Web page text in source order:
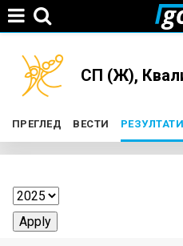
You
here
СП (Ж),
P
r
i
ПРЕГЛЕД ВЕСТИ РЕЗУЛТАТИ